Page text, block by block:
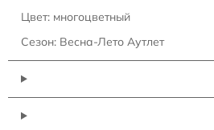
Цвет: многоцветный
Сезон: Весна-Лето Аутлет